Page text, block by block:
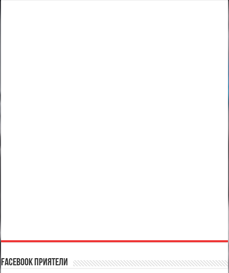
Facebook Приятели